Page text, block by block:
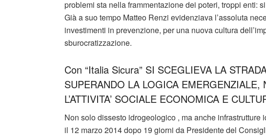
problemi sta nella frammentazione dei poteri, troppi enti:
Già a suo tempo Matteo Renzi evidenziava l’assoluta
investimenti in prevenzione, per una nuova cultura
sburocratizzazione.
Con “Italia Sicura” SI SCEGLIEVA LA
SUPERANDO LA LOGICA EMERGENZIALE,
L’ATTIVITA’ SOCIALE ECONOMICA E
Non solo dissesto idrogeologico , ma anche
il 12 marzo 2014 dopo 19 giorni da Presidente del